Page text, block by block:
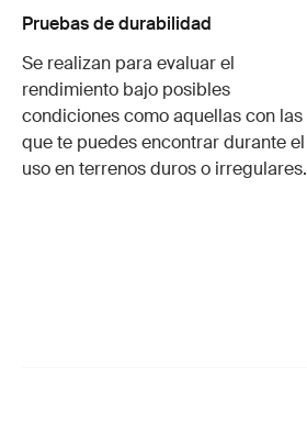
Pruebas de durabilidad
Se realizan para evaluar el
rendimiento bajo posibles
condiciones como aquellas con las
que te puedes encontrar durante el
uso en terrenos duros o irregulares.